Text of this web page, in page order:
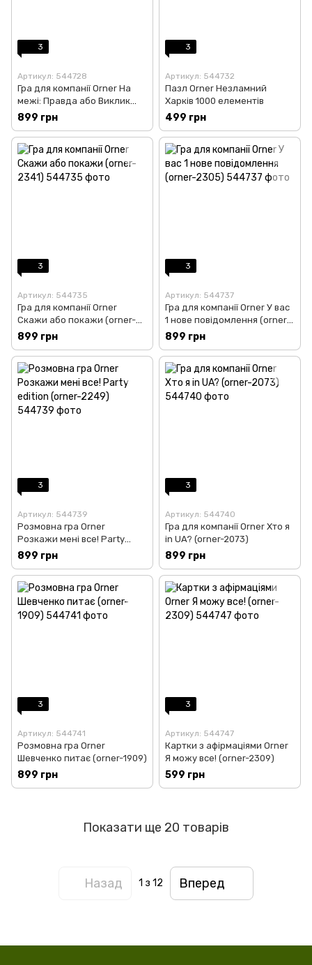
3
Артикул: 544728
Гра для компанії Orner На
межі: Правда або Виклик
(orner-2683)
899 грн
3
Артикул: 544732
Пазл Orner Незламний
Харків 1000 елементів
499 грн
3
Артикул: 544735
Гра для компанії Orner
Скажи або покажи (orner-
2341)
899 грн
3
Артикул: 544737
Гра для компанії Orner У вас
1 нове повідомлення (orner-
2305)
899 грн
3
Артикул: 544739
Розмовна гра Orner
Розкажи мені все! Party
edition (orner-2249)
899 грн
3
Артикул: 544740
Гра для компанії Orner Хто я
in UA? (orner-2073)
899 грн
3
Артикул: 544741
Розмовна гра Orner
Шевченко питає (orner-1909)
899 грн
3
Артикул: 544747
Картки з афірмаціями Orner
Я можу все! (orner-2309)
599 грн
Показати ще 20 товарів
Назад 1 з 12 Вперед